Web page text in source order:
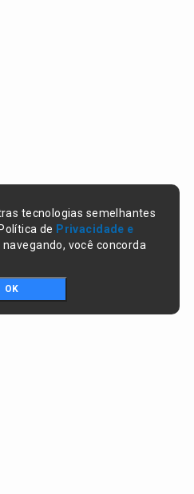
tecnologias semelhantes
de Privacidade e
você concorda
OK